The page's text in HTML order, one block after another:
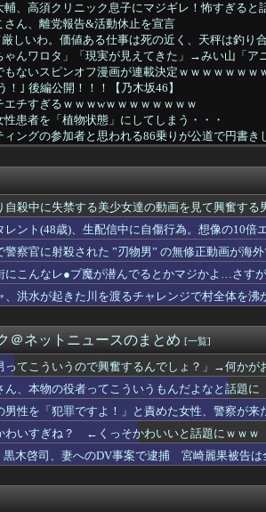
輔、高須クリニック息子にマジギレ！怖すぎると
さん、離党報告&活動休止を宣言
しいわ。価値ある仕事は死の近く、天秤は釣り
ゃんワロタ」「現実が見えてきた」→みい山「ア
もないスピンオフ漫画が連載決定ｗｗｗｗｗｗｗ
｣ 後編公開！！！【乃木坂46】
エチすぎるｗｗｗwｗｗｗｗｗｗｗｗ
患者を「植物状態」にしてしまう・・・
ングの参加者と思われる86乗りが公道で円書き
ンチャンある？
レス、守備陣崩壊してるやんｗｗｗｗ
MF三井寺眞、衝撃ゴール！久保建英超え歴代
ったらホテル…」女「ぷっｗｗｗｗｗ」⇒！
行くしかない理由がこちら…」→「快適そうでめ
がマジで侵害されてる」と私見 「いくら税金を
ンビニの棚」に興味を示し始める・・・
観光センターのトイレに侵入した男（49）を逮
だろ 瑞希オデットが予想以上に使えそうで良か
で興奮するんでしょ？」→何かがおかしいｗｗ
ジン…このS31Zいくらかかってるんだ…
ではナタ君とか一癖ある姉さんたちじゃなくて
き、誰でも逃げ込めるように」北緯78度の町が
とかいう神ゲー
」母「良いね！」→母「みんな聞いて！ヒント
を批判、横浜駅西口で市民ら #高市小泉麻生めち
抜して合同で企画やります！』←これが最悪だよ
。森下7回2失点の好投も反撃は石原タイムリー...
ックスが山中稜真、西川龍馬、来田涼斗に一発
い人は頭が良い」とかいう内容の動画、バズりま
自殺中に失禁する美少女達の動画を見て興奮す
レント(48歳)、生配信中に自傷行為。想像の10
警察官に射殺された ”刃物男” の無修正動画が海
にこんなレ●プ魔が潜んでるとかマジかよ…さす
、洪水が起きた川を渡るチャレンジで村全体を
＠ネットニュースのまとめ [一覧]
ってこういうので興奮するんでしょ？」→何かが
ん、本物の役者ってこういうもんだよなと話題に
男性を「犯罪ですよ！」と責めた女性、警察が来
わいすぎね？ ←くっそかわいいと話題にｗｗｗ
黒木啓司、妻へのDV事案で逮捕 宮崎麗果被告